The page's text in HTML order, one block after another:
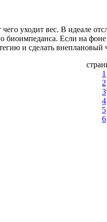
чего уходит вес. В
биоимпеданса. Если на
и сделать внеплановый
1
2
3
4
5
6